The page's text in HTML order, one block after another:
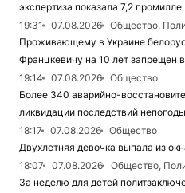
экспертиза показала 7,2 промилле
19:31
07.08.2026
Общество,
Проживающему в Украине
Францкевичу на 10 лет запрещен
19:14
07.08.2026
Общество
Более 340 аварийно-
ликвидации последствий
18:17
07.08.2026
Общество
Двухлетняя девочка выпала из
18:07
07.08.2026
Общество,
За неделю для детей